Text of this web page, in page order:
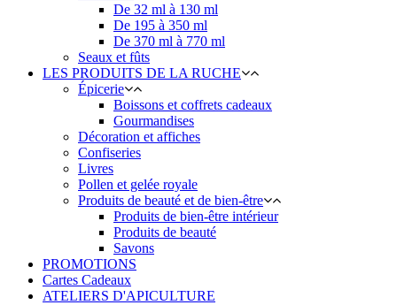
De 32 ml à 130 ml
De 195 à 350 ml
De 370 ml à 770 ml
Seaux et fûts
LES PRODUITS DE LA RUCHE
Épicerie
Boissons et coffrets cadeaux
Gourmandises
Décoration et affiches
Confiseries
Livres
Pollen et gelée royale
Produits de beauté et de bien-être
Produits de bien-être intérieur
Produits de beauté
Savons
PROMOTIONS
Cartes Cadeaux
ATELIERS D'APICULTURE